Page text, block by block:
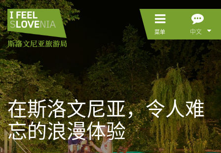
菜单 中文
在斯洛文尼亚，令人难
忘的浪漫体验